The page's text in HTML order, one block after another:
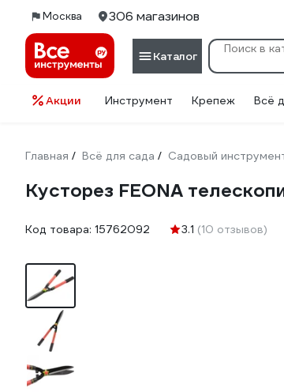
Москва 306 магазинов
Каталог
Акции Инструмент Крепеж Всё
Главная / Всё для сада / Садовый
Кусторез FEONA
Код товара: 15762092 3.1 (10 отзывов)